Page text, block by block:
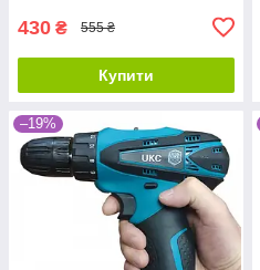
430 ₴ 555 ₴
Купити
–19%